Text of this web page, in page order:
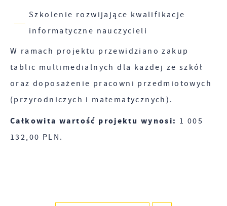
Szkolenie rozwijające kwalifikacje
informatyczne nauczycieli
W ramach projektu przewidziano zakup
tablic multimedialnych dla każdej ze szkół
oraz doposażenie pracowni przedmiotowych
(przyrodniczych i matematycznych).
Całkowita wartość projektu wynosi: 1 005
132,00 PLN.